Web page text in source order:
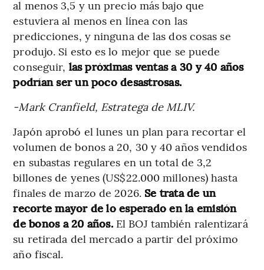
al menos 3,5 y un precio más bajo que
estuviera al menos en línea con las
predicciones, y ninguna de las dos cosas se
produjo. Si esto es lo mejor que se puede
conseguir, las próximas ventas a 30 y 40 años
podrían ser un poco desastrosas.
-Mark Cranfield, Estratega de MLIV.
Japón aprobó el lunes un plan para recortar el
volumen de bonos a 20, 30 y 40 años vendidos
en subastas regulares en un total de 3,2
billones de yenes (US$22.000 millones) hasta
finales de marzo de 2026. Se trata de un
recorte mayor de lo esperado en la emisión
de bonos a 20 años.El BOJ también ralentizará
su retirada del mercado a partir del próximo
año fiscal.